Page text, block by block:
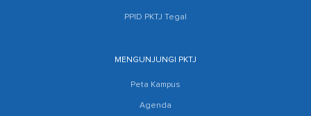
PPID PKTJ Tegal
MENGUNJUNGI PKTJ
Peta Kampus
Agenda